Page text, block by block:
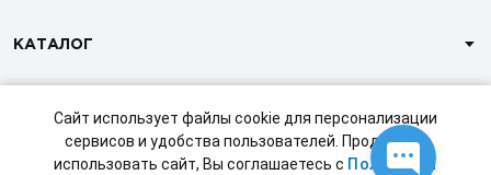
Сайт использует файлы cookie для персонализации
сервисов и удобства пользователей. Продолжая
использовать сайт, Вы соглашаетесь с Политикой
КАТАЛОГ